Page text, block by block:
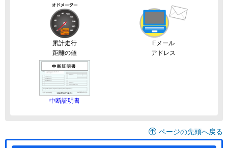
累計走行
距離の値
Eメール
アドレス
中断証明書
ページの先頭へ戻る